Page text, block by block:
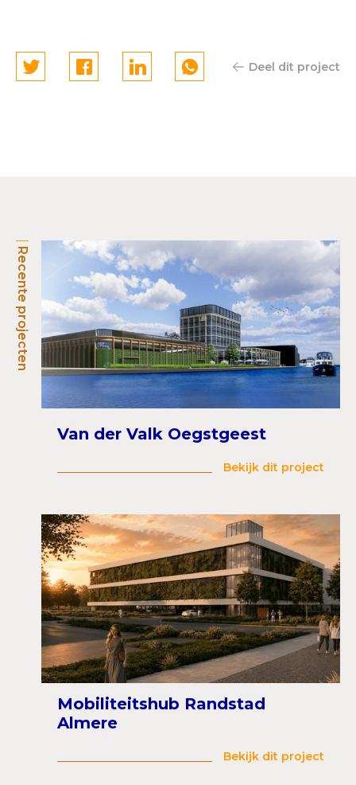
Deel dit project
Recente projecten
Van der Valk Oegstgeest
Bekijk dit project
Mobiliteitshub Randstad
Almere
Bekijk dit project